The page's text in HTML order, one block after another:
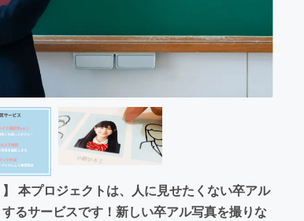
本プロジェクトは、人に見せたくない卒アル
るサービスです！新しい卒アル写真を撮りな